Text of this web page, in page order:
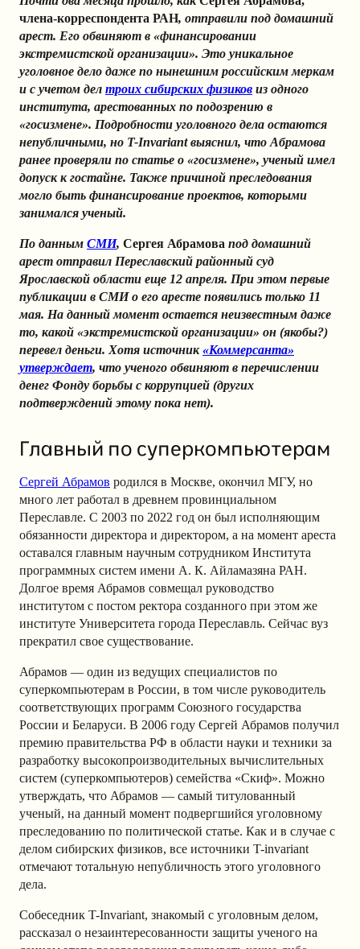
члена-корреспондента РАН, отправили под домашний
арест. Его обвиняют в «финансировании
экстремистской организации». Это уникальное
уголовное дело даже по нынешним российским меркам
и с учетом дел троих сибирских физиков из одного
института, арестованных по подозрению в
«госизмене». Подробности уголовного дела остаются
непубличными, но T-Invariant выяснил, что Абрамова
ранее проверяли по статье о «госизмене», ученый имел
допуск к гостайне. Также причиной преследования
могло быть финансирование проектов, которыми
занимался ученый.
По данным СМИ, Сергея Абрамова под домашний
арест отправил Переславский районный суд
Ярославской области еще 12 апреля. При этом первые
публикации в СМИ о его аресте появились только 11
мая. На данный момент остается неизвестным даже
то, какой «экстремистской организации» он (якобы?)
перевел деньги. Хотя источник«Коммерсанта»
утверждает, что ученого обвиняют в перечислении
денег Фонду борьбы с коррупцией (других
подтверждений этому пока нет).
Главный по суперкомпьютерам
Сергей Абрамов родился в Москве, окончил МГУ, но
много лет работал в древнем провинциальном
Переславле. С 2003 по 2022 год он был исполняющим
обязанности директора и директором, а на момент ареста
оставался главным научным сотрудником Института
программных систем имени А. К. Айламазяна РАН.
Долгое время Абрамов совмещал руководство
институтом с постом ректора созданного при этом же
институте Университета города Переславль. Сейчас вуз
прекратил свое существование.
Абрамов — один из ведущих специалистов по
суперкомпьютерам в России, в том числе руководитель
соответствующих программ Союзного государства
России и Беларуси. В 2006 году Сергей Абрамов получил
премию правительства РФ в области науки и техники за
разработку высокопроизводительных вычислительных
систем (суперкомпьютеров) семейства «Скиф». Можно
утверждать, что Абрамов — самый титулованный
ученый, на данный момент подвергшийся уголовному
преследованию по политической статье. Как и в случае с
делом сибирских физиков, все источники T-invariant
отмечают тотальную непубличность этого уголовного
дела.
Собеседник T-Invariant, знакомый с уголовным делом,
рассказал о незаинтересованности защиты ученого на